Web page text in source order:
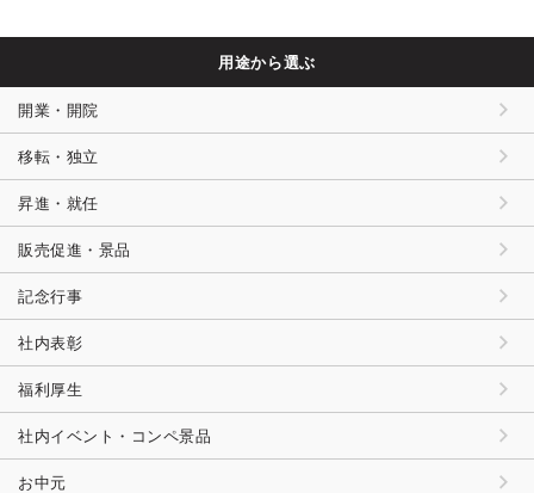
用途から選ぶ
開業・開院
移転・独立
昇進・就任
販売促進・景品
記念行事
社内表彰
福利厚生
社内イベント・コンペ景品
お中元